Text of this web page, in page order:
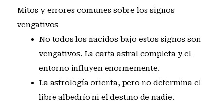
Mitos y errores comunes sobre los signos
vengativos
No todos los nacidos bajo estos signos son
vengativos. La carta astral completa y el
entorno influyen enormemente.
La astrología orienta, pero no determina el
libre albedrío ni el destino de nadie.